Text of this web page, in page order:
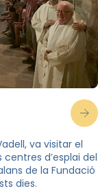
va visitar el
d’esplai del
de la Fundació
dies.